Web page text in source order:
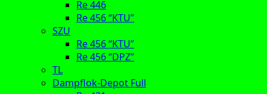
Re 446
Re 456 “KTU”
SZU
Re 456 “KTU”
Re 456 “DPZ”
TL
Dampflok-Depot Full